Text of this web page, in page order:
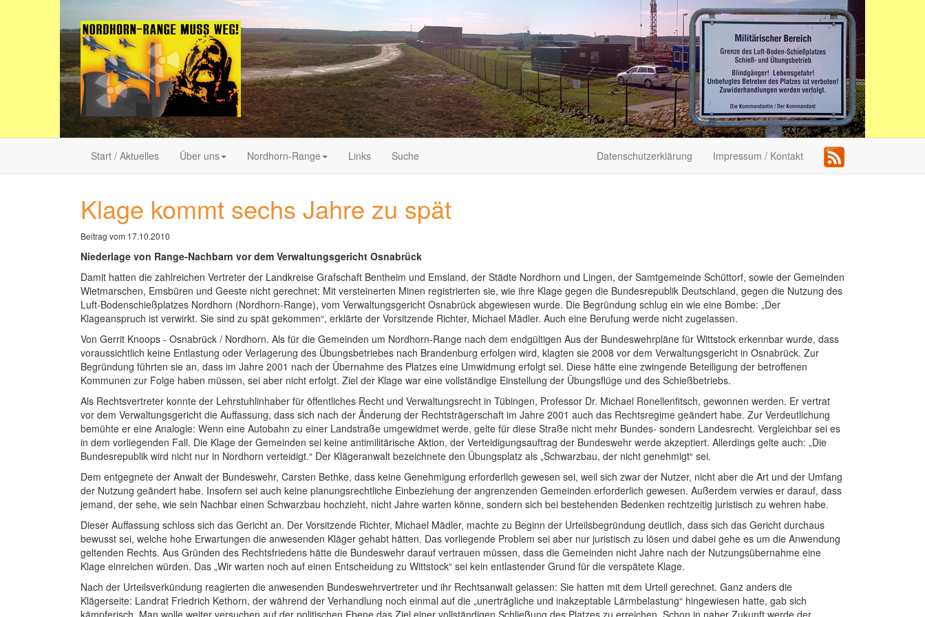
Start / Aktuelles Über uns Nordhorn-Range Links Suche Datenschutzerklärung Impressum / Kontakt
Klage kommt sechs Jahre zu spät
Beitrag vom 17.10.2010
Niederlage von Range-Nachbarn vor dem Verwaltungsgericht Osnabrück
Damit hatten die zahlreichen Vertreter der Landkreise Grafschaft Bentheim und Emsland, der Städte Nordhorn und Lingen, der Samtgemeinde Schüttorf, sowie der Gemeinden
Wietmarschen, Emsbüren und Geeste nicht gerechnet: Mit versteinerten Minen registrierten sie, wie ihre Klage gegen die Bundesrepublik Deutschland, gegen die Nutzung des
Luft-Bodenschießplatzes Nordhorn (Nordhorn-Range), vom Verwaltungsgericht Osnabrück abgewiesen wurde. Die Begründung schlug ein wie eine Bombe: „Der
Klageanspruch ist verwirkt. Sie sind zu spät gekommen“, erklärte der Vorsitzende Richter, Michael Mädler. Auch eine Berufung werde nicht zugelassen.
Von Gerrit Knoops - Osnabrück / Nordhorn. Als für die Gemeinden um Nordhorn-Range nach dem endgültigen Aus der Bundeswehrpläne für Wittstock erkennbar wurde, dass
voraussichtlich keine Entlastung oder Verlagerung des Übungsbetriebes nach Brandenburg erfolgen wird, klagten sie 2008 vor dem Verwaltungsgericht in Osnabrück. Zur
Begründung führten sie an, dass im Jahre 2001 nach der Übernahme des Platzes eine Umwidmung erfolgt sei. Diese hätte eine zwingende Beteiligung der betroffenen
Kommunen zur Folge haben müssen, sei aber nicht erfolgt. Ziel der Klage war eine vollständige Einstellung der Übungsflüge und des Schießbetriebs.
Als Rechtsvertreter konnte der Lehrstuhlinhaber für öffentliches Recht und Verwaltungsrecht in Tübingen, Professor Dr. Michael Ronellenfitsch, gewonnen werden. Er vertrat
vor dem Verwaltungsgericht die Auffassung, dass sich nach der Änderung der Rechtsträgerschaft im Jahre 2001 auch das Rechtsregime geändert habe. Zur Verdeutlichung
bemühte er eine Analogie: Wenn eine Autobahn zu einer Landstraße umgewidmet werde, gelte für diese Straße nicht mehr Bundes- sondern Landesrecht. Vergleichbar sei es
in dem vorliegenden Fall. Die Klage der Gemeinden sei keine antimilitärische Aktion, der Verteidigungsauftrag der Bundeswehr werde akzeptiert. Allerdings gelte auch: „Die
Bundesrepublik wird nicht nur in Nordhorn verteidigt.“ Der Klägeranwalt bezeichnete den Übungsplatz als „Schwarzbau, der nicht genehmigt“ sei.
Dem entgegnete der Anwalt der Bundeswehr, Carsten Bethke, dass keine Genehmigung erforderlich gewesen sei, weil sich zwar der Nutzer, nicht aber die Art und der Umfang
der Nutzung geändert habe. Insofern sei auch keine planungsrechtliche Einbeziehung der angrenzenden Gemeinden erforderlich gewesen. Außerdem verwies er darauf, dass
jemand, der sehe, wie sein Nachbar einen Schwarzbau hochzieht, nicht Jahre warten könne, sondern sich bei bestehenden Bedenken rechtzeitig juristisch zu wehren habe.
Dieser Auffassung schloss sich das Gericht an. Der Vorsitzende Richter, Michael Mädler, machte zu Beginn der Urteilsbegründung deutlich, dass sich das Gericht durchaus
bewusst sei, welche hohe Erwartungen die anwesenden Kläger gehabt hätten. Das vorliegende Problem sei aber nur juristisch zu lösen und dabei gehe es um die Anwendung
geltenden Rechts. Aus Gründen des Rechtsfriedens hätte die Bundeswehr darauf vertrauen müssen, dass die Gemeinden nicht Jahre nach der Nutzungsübernahme eine
Klage einreichen würden. Das „Wir warten noch auf einen Entscheidung zu Wittstock“ sei kein entlastender Grund für die verspätete Klage.
Nach der Urteilsverkündung reagierten die anwesenden Bundeswehrvertreter und ihr Rechtsanwalt gelassen: Sie hatten mit dem Urteil gerechnet. Ganz anders die
Klägerseite: Landrat Friedrich Kethorn, der während der Verhandlung noch einmal auf die „unerträgliche und inakzeptable Lärmbelastung“ hingewiesen hatte, gab sich